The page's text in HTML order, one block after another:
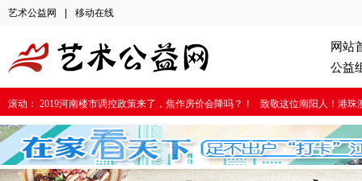
艺术公益网 移动在线
网站
公益
滚动： 2019河南楼市调控政策来了，焦作房价会降吗？！ 致敬这位南阳人！港珠